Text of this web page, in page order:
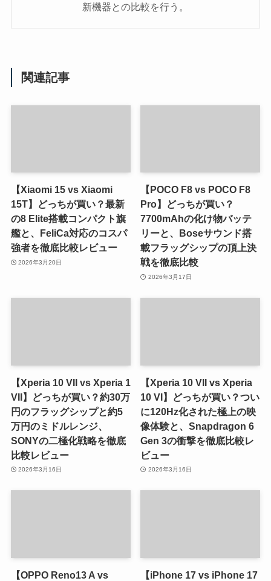
新機器との比較を行う。
関連記事
【Xiaomi 15 vs Xiaomi
15T】どっちが買い？最新
の8 Elite搭載コンパクト旗
艦と、FeliCa対応のコスパ
強者を徹底比較レビュー
2026年3月20日
【POCO F8 vs POCO F8
Pro】どっちが買い？
7700mAhの化け物バッテ
リーと、Boseサウンド搭
載フラッグシップの頂上決
戦を徹底比較
2026年3月17日
【Xperia 10 VII vs Xperia 1
VII】どっちが買い？約30万
円のフラッグシップと約5
万円のミドルレンジ、
SONYの二極化戦略を徹底
比較レビュー
2026年3月16日
【Xperia 10 VII vs Xperia
10 VI】どっちが買い？つい
に120Hz化された極上の映
像体験と、Snapdragon 6
Gen 3の衝撃を徹底比較レ
ビュー
2026年3月16日
【OPPO Reno13 A vs
【iPhone 17 vs iPhone 17